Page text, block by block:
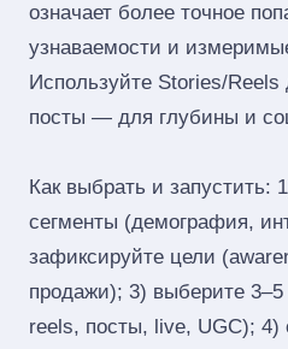
означает более точное
узнаваемости и
Используйте Stories/
посты — для глубины и
Как выбрать и запустить:
сегменты (демография,
зафиксируйте цели
продажи); 3) выберите
reels, посты, live, UGC); 4)